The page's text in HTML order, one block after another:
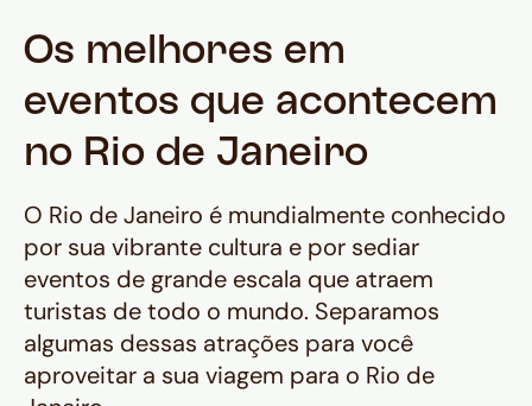
Os melhores em
eventos que acontecem
no Rio de Janeiro
O Rio de Janeiro é mundialmente conhecido
por sua vibrante cultura e por sediar
eventos de grande escala que atraem
turistas de todo o mundo. Separamos
algumas dessas atrações para você
aproveitar a sua viagem para o Rio de